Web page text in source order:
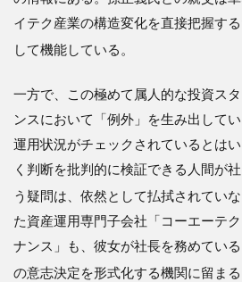
ーク
を追
る姿
勢
５．
今後
い
て：
ト襟
川時
イテク産業の構造変化を直接把握す
して機能している 。
一方で、この極めて属人的な投資ス
ンスにおいて「例外」を生み出して
運用状況がチェックされているとは
く判断を批判的に検証できる人間が
う疑問は、依然として払拭されてい
た資産運用専門子会社「コーエーテ
ナンス」も、彼女が社長を務めてい
の意志決定を形式化する機関に留ま